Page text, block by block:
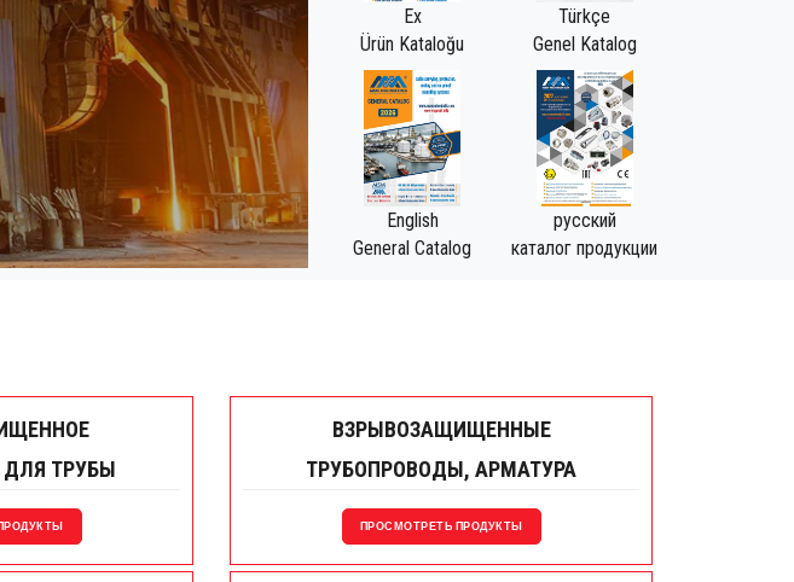
Ex
Ürün Kataloğu
Türkçe
Genel Katalog
English
General Catalog
русский
каталог продукции
ДЛЯ ТРУБЫ
ВЗРЫВОЗАЩИЩЕННЫЕ
ТРУБОПРОВОДЫ, АРМАТУРА
ПРОСМОТРЕТЬ ПРОДУКТЫ